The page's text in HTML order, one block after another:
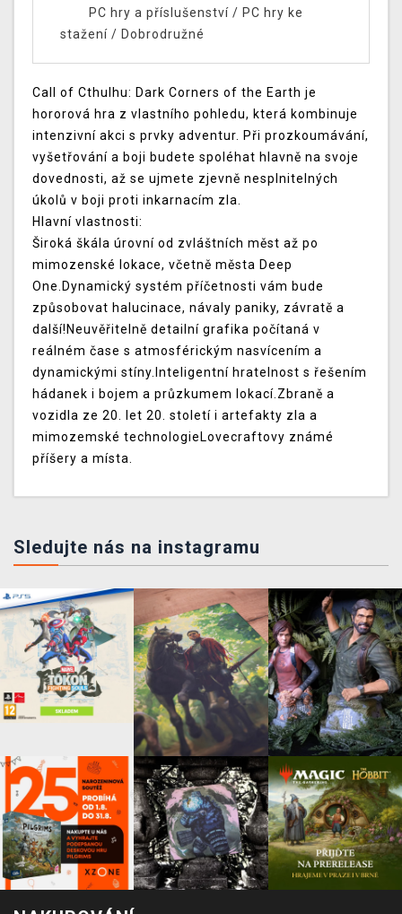
PC hry a příslušenství/ PC hry ke
stažení / Dobrodružné
Call of Cthulhu: Dark Corners of the Earth je
hororová hra z vlastního pohledu, která kombinuje
intenzivní akci s prvky adventur. Při prozkoumávání,
vyšetřování a boji budete spoléhat hlavně na svoje
dovednosti, až se ujmete zjevně nesplnitelných
úkolů v boji proti inkarnacím zla.
Hlavní vlastnosti:
Široká škála úrovní od zvláštních měst až po
mimozenské lokace, včetně města Deep
One.Dynamický systém příčetnosti vám bude
způsobovat halucinace, návaly paniky, závratě a
další!Neuvěřitelně detailní grafika počítaná v
reálném čase s atmosférickým nasvícením a
dynamickými stíny.Inteligentní hratelnost s řešením
hádanek i bojem a průzkumem lokací.Zbraně a
vozidla ze 20. let 20. století i artefakty zla a
mimozemské technologieLovecraftovy známé
příšery a místa.
Sledujte nás na instagramu